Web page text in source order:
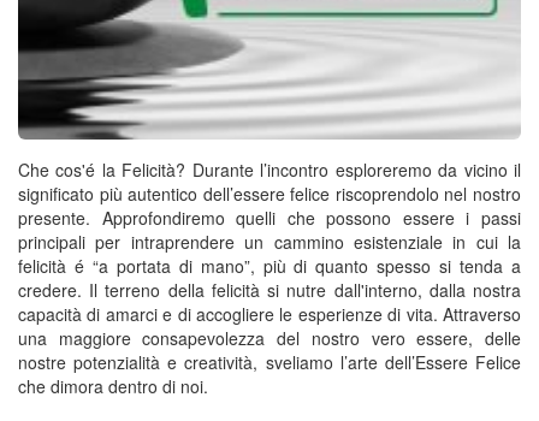
Che cos'é la Felicità? Durante l’incontro esploreremo da vicino il
significato più autentico dell’essere felice riscoprendolo nel nostro
presente. Approfondiremo quelli che possono essere i passi
principali per intraprendere un cammino esistenziale in cui la
felicità é “a portata di mano”, più di quanto spesso si tenda a
credere. Il terreno della felicità si nutre dall'interno, dalla nostra
capacità di amarci e di accogliere le esperienze di vita. Attraverso
una maggiore consapevolezza del nostro vero essere, delle
nostre potenzialità e creatività, sveliamo l’arte dell’Essere Felice
che dimora dentro di noi.